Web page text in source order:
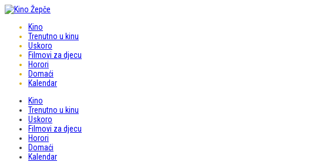
Kino
Trenutno u kinu
Uskoro
Filmovi za djecu
Horori
Domaći
Kalendar
Kino
Trenutno u kinu
Uskoro
Filmovi za djecu
Horori
Domaći
Kalendar